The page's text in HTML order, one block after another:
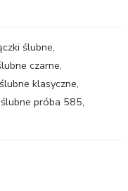
ślubne,
czarne,
klasyczne,
próba 585,